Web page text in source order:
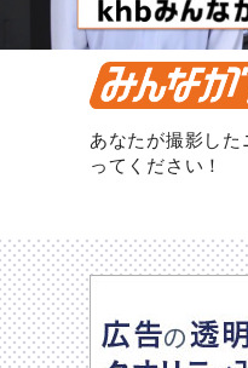
あなたが撮影し
ってください！